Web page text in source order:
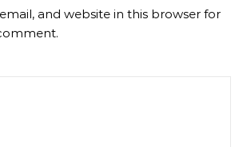
and website in this browser for